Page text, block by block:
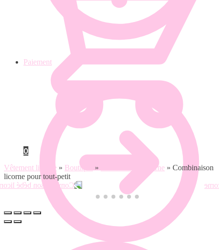
Paiement
0
Vêtement licorne » Boutique » Combinaison licorne » Combinaison
licorne pour tout-petit